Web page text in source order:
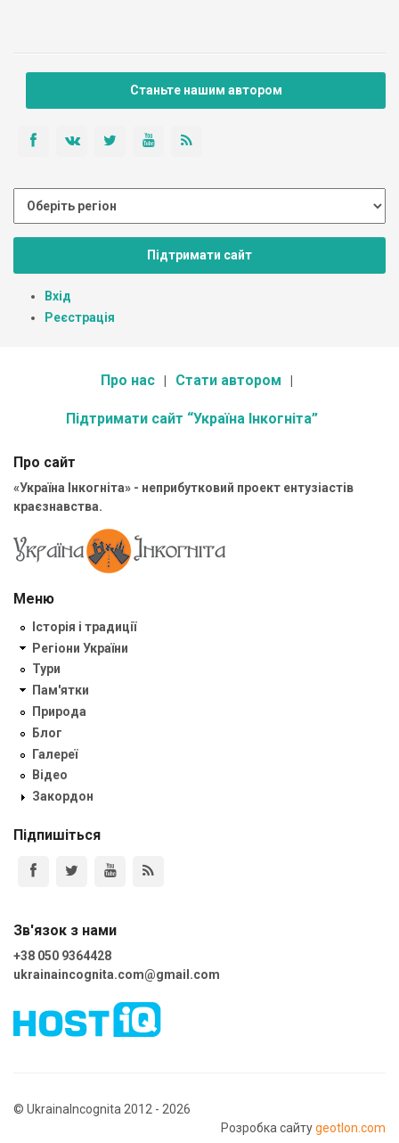
Станьте нашим автором
Підтримати сайт
Вхід
Реєстрація
Про нас Стати автором
Підтримати сайт “Україна Інкогніта”
Про сайт
«Україна Інкогніта» - неприбутковий проект ентузіастів
краєзнавства.
Меню
Історія і традиції
Регіони України
Тури
Пам'ятки
Природа
Блог
Галереї
Відео
Закордон
Підпишіться
Зв'язок з нами
+38 050 9364428
ukrainaincognita.com@gmail.com
© UkrainaIncognita 2012 - 2026
Розробка сайтуgeotlon.com